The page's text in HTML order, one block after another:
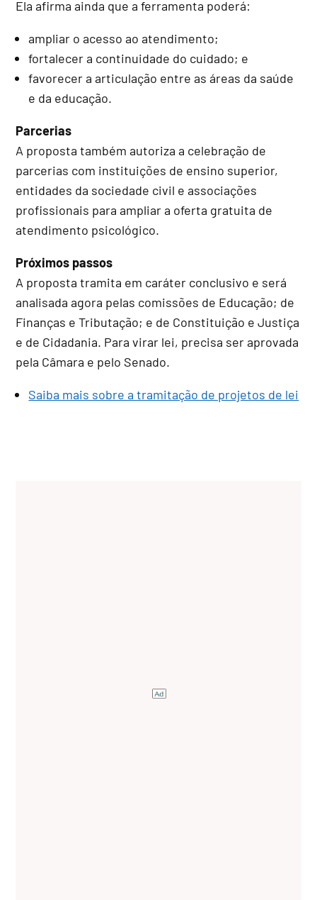
Ela afirma ainda que a ferramenta poderá:
ampliar o acesso ao atendimento;
fortalecer a continuidade do cuidado; e
favorecer a articulação entre as áreas da saúde
e da educação.
Parcerias
A proposta também autoriza a celebração de
parcerias com instituições de ensino superior,
entidades da sociedade civil e associações
profissionais para ampliar a oferta gratuita de
atendimento psicológico.
Próximos passos
A proposta tramita em caráter conclusivo e será
analisada agora pelas comissões de Educação; de
Finanças e Tributação; e de Constituição e Justiça
e de Cidadania. Para virar lei, precisa ser aprovada
pela Câmara e pelo Senado.
Saiba mais sobre a tramitação de projetos de lei